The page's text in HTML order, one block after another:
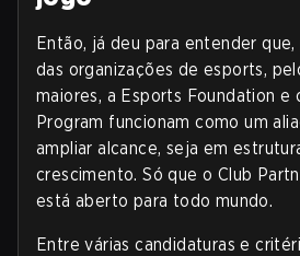
Então, já deu para entender
das organizações de esports,
maiores, a Esports Foundation e
Program funcionam como um
ampliar alcance, seja em
crescimento. Só que o Club
está aberto para todo mundo.
Entre várias candidaturas e